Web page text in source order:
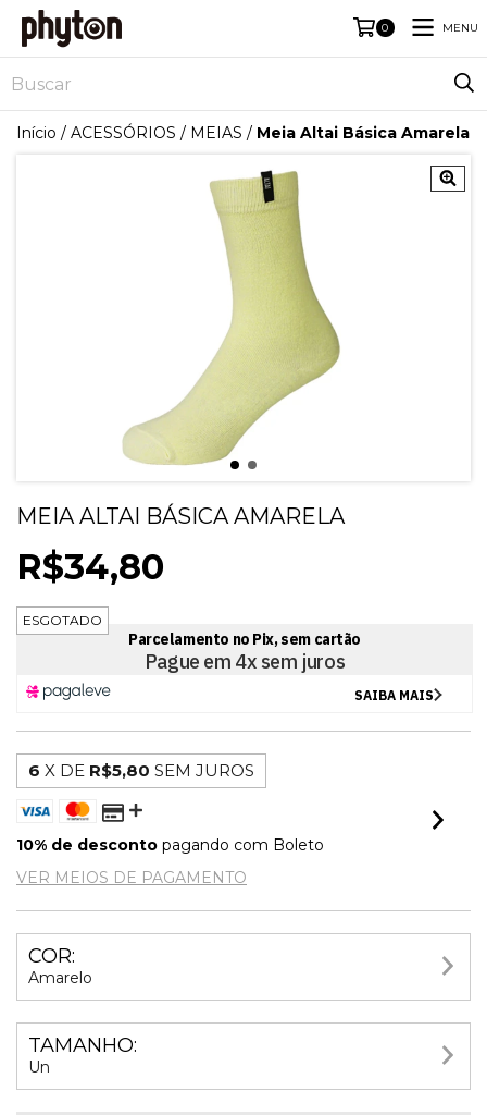
0 MENU
Início / ACESSÓRIOS / MEIAS / Meia Altai Básica Amarela
MEIA ALTAI BÁSICA AMARELA
R$34,80
ESGOTADO
6 X DE R$5,80 SEM JUROS
10% de desconto pagando com Boleto
VER MEIOS DE PAGAMENTO
COR:
Amarelo
TAMANHO:
Un